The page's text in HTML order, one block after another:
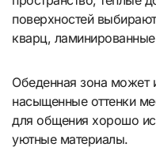
поверхностей
кварц,
Обеденная зона может
насыщенные оттенки
для общения хорошо
уютные материалы.